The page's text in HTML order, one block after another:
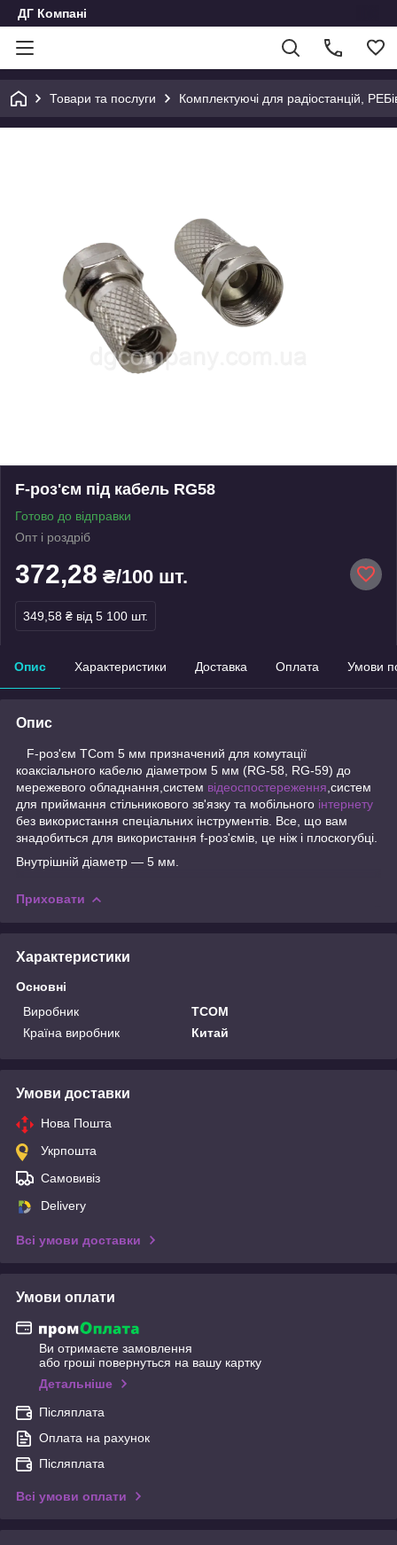
ДГ Компані
Товари та послуги Комплектуючі для радіостанцій,
F-роз'єм під кабель RG58
Готово до відправки
Опт і роздріб
372,28 ₴/100 шт.
349,58 ₴ від 5 100 шт.
Опис Характеристики Доставка Оплата Умови
Опис
F-роз'єм TCom 5 мм призначений для комутації
коаксіального кабелю діаметром 5 мм (RG-58, RG-59) до
мережевого обладнання,систем відеоспостереження ,систем
для приймання стільникового зв'язку та мобільного інтернету
без використання спеціальних інструментів. Все, що вам
знадобиться для використання f-роз'ємів, це ніж і плоскогубці.
Внутрішній діаметр — 5 мм.
Приховати
Характеристики
Основні
Виробник
TCOM
Країна виробник
Китай
Умови доставки
Нова Пошта
Укрпошта
Самовивіз
Delivery
Всі умови доставки
Умови оплати
Ви отримаєте замовлення
або гроші повернуться на вашу картку
Детальніше
Післяплата
Оплата на рахунок
Післяплата
Всі умови оплати